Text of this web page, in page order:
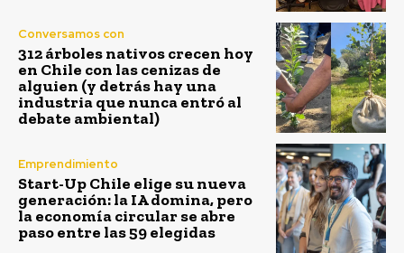
Conversamos con
312 árboles nativos crecen hoy
en Chile con las cenizas de
alguien (y detrás hay una
industria que nunca entró al
debate ambiental)
Emprendimiento
Start-Up Chile elige su nueva
generación: la IA domina, pero
la economía circular se abre
paso entre las 59 elegidas